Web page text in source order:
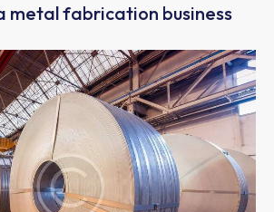
metal fabrication business